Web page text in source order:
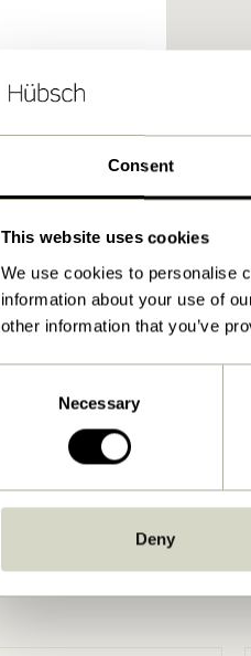
Consent
This website uses cookies
We use cookies to personalise
information about your use of
other information that you’ve
Necessary
Deny